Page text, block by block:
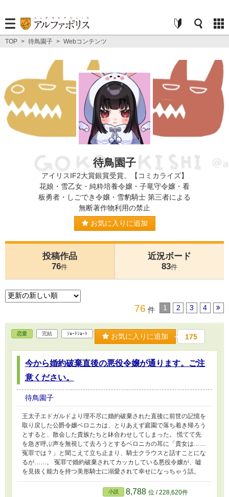
TOP > 待鳥園子 > Webコンテンツ
待鳥園子
アイリスIF2大賞銀賞受賞。【コミカライズ】
花娘・雪乙女・純粋培養令嬢・子竜守令嬢・看
板勇者・しごでき令嬢・雪豹騎士 第三者による
無断著作物利用の禁止
お気に入りに追加
投稿作品
76件
近況ボード
83件
76 件 1 2 3 4
恋愛 完結 ｼｮｰﾄｼｮｰﾄ お気に入りに追加 175
今から婚約破棄直後の悪役令嬢が通ります。ご注
意ください。
待鳥園子
王太子エドガルドより理不尽に婚約破棄された直後に前世の記憶を
取り戻した公爵令嬢ベロニカは、とりあえず庭園で落ち着き帰ろう
とすると、散会した貴族たちと鉢合わせしてしまった。 慌てて先
を急ぎ呼ぶ声を無視して去ろうとするベロニカの耳に「貴女は……
冤罪では？」と聞こえて立ち止まり、騎士クラウスと話すことにな
るが……。 冤罪で婚約破棄されてカッカしている悪役令嬢が、嘘
を見抜く能力を持つ美形騎士に溺愛されて幸せになっちゃう話。
小説 8,788 位 / 228,620件